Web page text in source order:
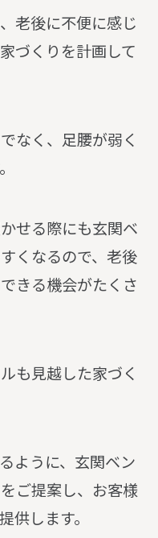
老後に不便に感じ
づくりを計画して
なく、足腰が弱く
せる際にも玄関ベ
くなるので、老後
きる機会がたくさ
も見越した家づく
ように、玄関ベン
ご提案し、お客様
供します。